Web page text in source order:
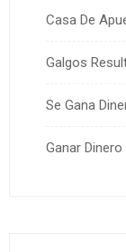
Casa De
Galgos
Se Gana
Ganar